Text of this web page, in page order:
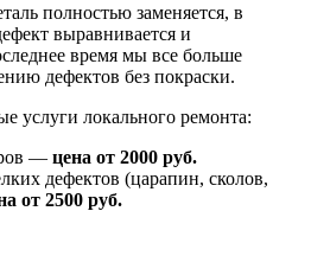
полностью заменяется, в
выравнивается и
время мы все больше
дефектов без покраски.
услуги локального ремонта:
— цена от 2000 руб.
дефектов (царапин, сколов,
от 2500 руб.